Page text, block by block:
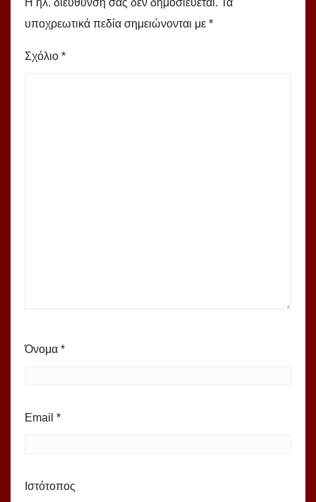
Η ηλ. διεύθυνση σας δεν δημοσιεύεται.
Τα
υποχρεωτικά πεδία σημειώνονται με *
Σχόλιο *
Όνομα *
Email *
Ιστότοπος